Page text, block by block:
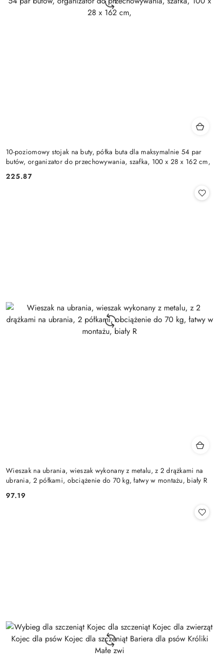
10-poziomowy stojak na buty, półka buta dla maksymalnie 54 par
butów, organizator do przechowywania, szafka, 100 x 28 x 162 cm,
Cena:
225.87
Wieszak na ubrania, wieszak wykonany z metalu, z 2 drążkami na
ubrania, 2 półkami, obciążenie do 70 kg, łatwy w montażu, biały R
Cena:
97.19